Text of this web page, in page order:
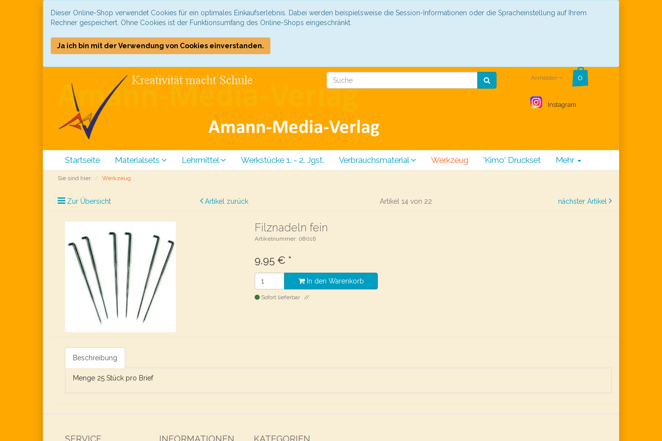
Dieser Online-Shop verwendet Cookies für ein optimales Einkaufserlebnis. Dabei werden beispielsweise die Session-Informationen oder die Spracheinstellung auf Ihrem
Rechner gespeichert. Ohne Cookies ist der Funktionsumfang des Online-Shops eingeschränkt.
Ja ich bin mit der Verwendung von Cookies einverstanden.
Anmelden
Instagram
Startseite Materialsets Lehrmittel Werkstücke 1. - 2. Jgst. Verbrauchsmaterial Werkzeug 'Kimo' Druckset Mehr
Sie sind hier: Werkzeug
Zur Übersicht Artikel zurück Artikel 14 von 22 nächster Artikel
Filznadeln fein
Artikelnummer: 08016
9,95 € *
In den Warenkorb
Sofort lieferbar
Beschreibung
Menge 25 Stück pro Brief
SERVICE INFORMATIONEN KATEGORIEN